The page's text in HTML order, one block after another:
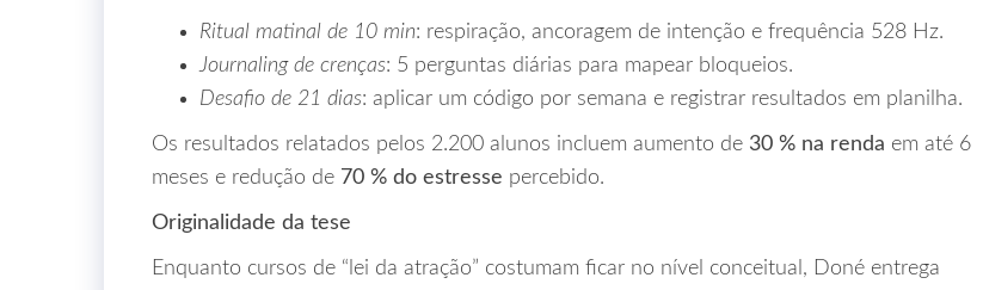
Ritual matinal de 10 min: respiração, ancoragem de intenção e frequência 528 Hz.
Journaling de crenças: 5 perguntas diárias para mapear bloqueios.
Desafio de 21 dias: aplicar um código por semana e registrar resultados em planilha.
Os resultados relatados pelos 2.200 alunos incluem aumento de 30 % na renda em até 6
meses e redução de 70 % do estresse percebido.
Originalidade da tese
Enquanto cursos de “lei da atração” costumam ficar no nível conceitual, Doné entrega